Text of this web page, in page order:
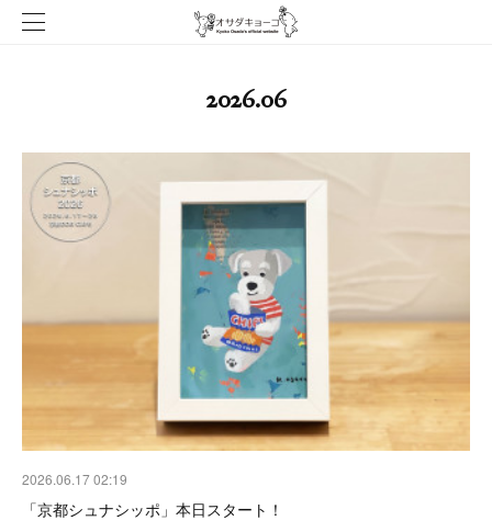
2026.06
2026.06.17 02:19
「京都シュナシッポ」本日スタート！